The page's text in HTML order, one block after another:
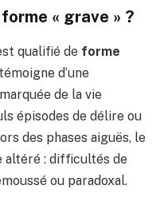
« grave » ?
qualifié de forme
d’une
de la vie
épisodes de délire ou
des phases aiguës, le
altéré : difficultés de
ou paradoxal.